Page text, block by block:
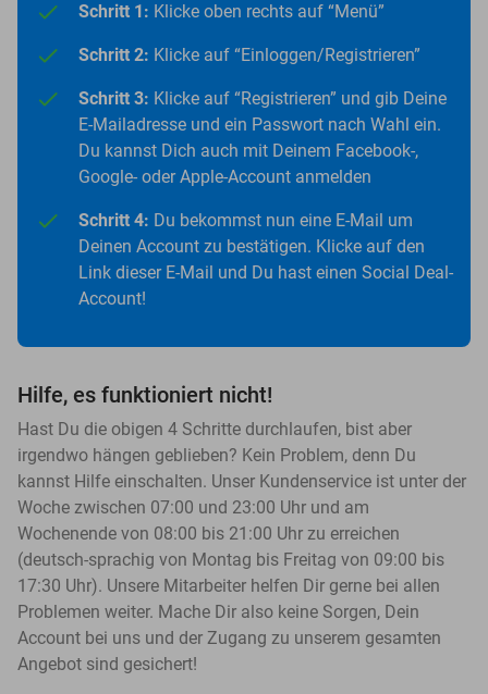
Schritt 1: Klicke oben rechts auf “Menü”
Schritt 2: Klicke auf “Einloggen/Registrieren”
Schritt 3: Klicke auf “Registrieren” und gib Deine
E-Mailadresse und ein Passwort nach Wahl ein.
Du kannst Dich auch mit Deinem Facebook-,
Google- oder Apple-Account anmelden
Schritt 4: Du bekommst nun eine E-Mail um
Deinen Account zu bestätigen. Klicke auf den
Link dieser E-Mail und Du hast einen Social Deal-
Account!
Hilfe, es funktioniert nicht!
Hast Du die obigen 4 Schritte durchlaufen, bist aber
irgendwo hängen geblieben? Kein Problem, denn Du
kannst Hilfe einschalten. Unser Kundenservice ist unter der
Woche zwischen 07:00 und 23:00 Uhr und am
Wochenende von 08:00 bis 21:00 Uhr zu erreichen
(deutsch-sprachig von Montag bis Freitag von 09:00 bis
17:30 Uhr). Unsere Mitarbeiter helfen Dir gerne bei allen
Problemen weiter. Mache Dir also keine Sorgen, Dein
Account bei uns und der Zugang zu unserem gesamten
Angebot sind gesichert!